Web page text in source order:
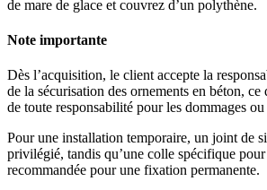
de mare de glace et couvrez d’un polythène.
Note importante
Dès l’acquisition, le client accepte la
de la sécurisation des ornements en béton,
de toute responsabilité pour les dommages
Pour une installation temporaire, un joint de
privilégié, tandis qu’une colle spécifique pour
recommandée pour une fixation permanente.